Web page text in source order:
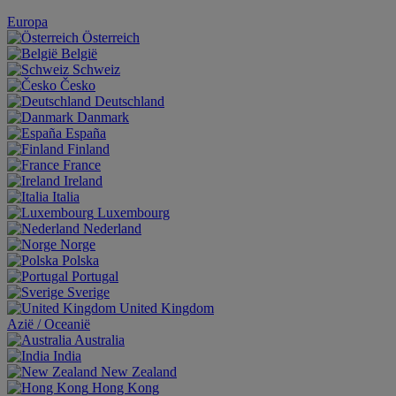
Europa
Österreich
België
Schweiz
Česko
Deutschland
Danmark
España
Finland
France
Ireland
Italia
Luxembourg
Nederland
Norge
Polska
Portugal
Sverige
United Kingdom
Aziё / Oceaniё
Australia
India
New Zealand
Hong Kong